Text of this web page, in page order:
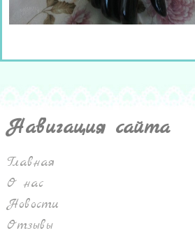
Навигация сайта
Главная
О нас
Новости
Отзывы